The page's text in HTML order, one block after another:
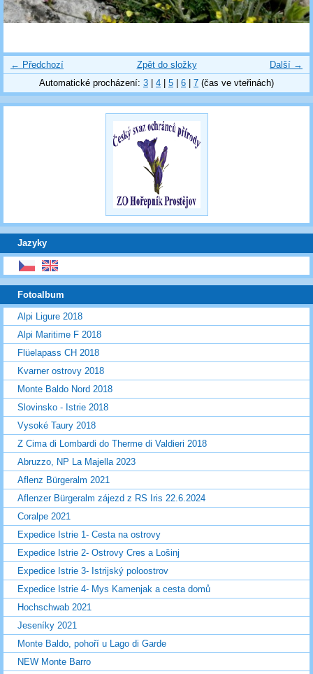
← Předchozí Další →
Zpět do složky
Automatické procházení: 3 4 5 6 7 (čas ve vteřinách)
Jazyky
Fotoalbum
Alpi Ligure 2018
Alpi Maritime F 2018
Flüelapass CH 2018
Kvarner ostrovy 2018
Monte Baldo Nord 2018
Slovinsko - Istrie 2018
Vysoké Taury 2018
Z Cima di Lombardi do Therme di Valdieri 2018
Abruzzo, NP La Majella 2023
Aflenz Bürgeralm 2021
Aflenzer Bürgeralm zájezd z RS Iris 22.6.2024
Coralpe 2021
Expedice Istrie 1- Cesta na ostrovy
Expedice Istrie 2- Ostrovy Cres a Lošinj
Expedice Istrie 3- Istrijský poloostrov
Expedice Istrie 4- Mys Kamenjak a cesta domů
Hochschwab 2021
Jeseníky 2021
Monte Baldo, pohoří u Lago di Garde
NEW Monte Barro